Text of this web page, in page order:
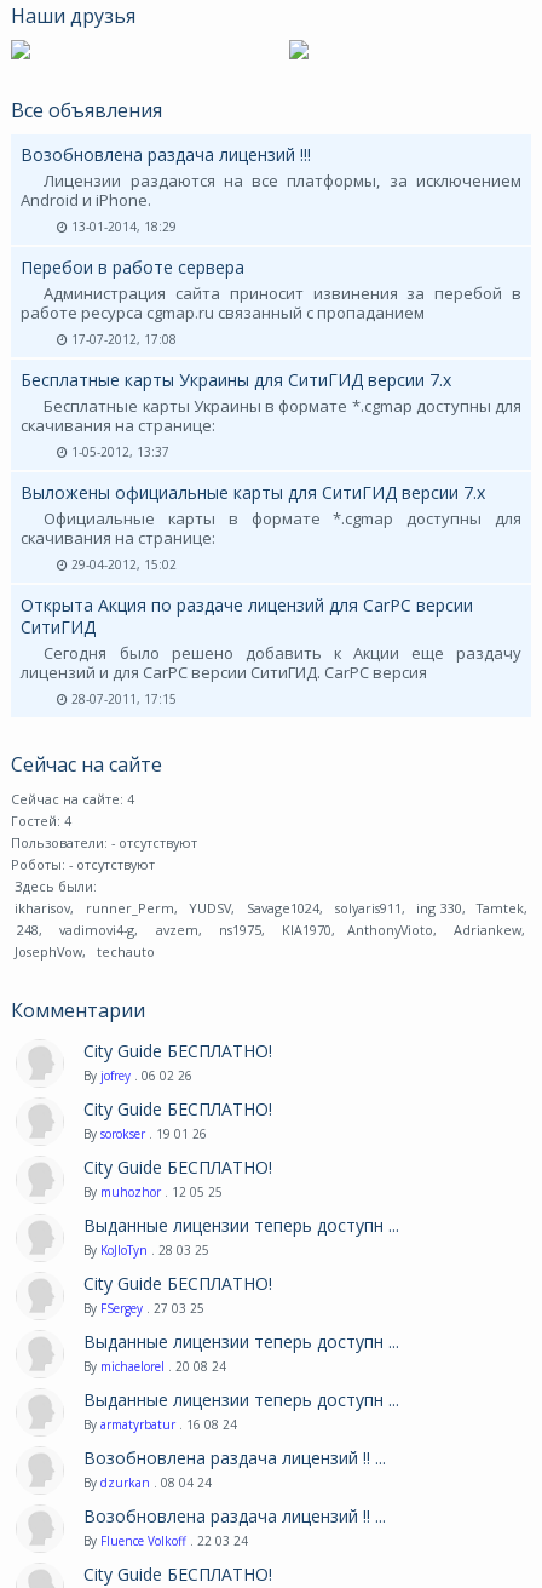
Наши друзья
Все объявления
Возобновлена раздача лицензий !!!
Лицензии раздаются на все платформы, за исключением
Android и iPhone.
13-01-2014, 18:29
Перебои в работе сервера
Администрация сайта приносит извинения за перебой в
работе ресурса cgmap.ru связанный с пропаданием
17-07-2012, 17:08
Бесплатные карты Украины для СитиГИД версии 7.х
Бесплатные карты Украины в формате *.cgmap доступны для
скачивания на странице:
1-05-2012, 13:37
Выложены официальные карты для СитиГИД версии 7.х
Официальные карты в формате *.cgmap доступны для
скачивания на странице:
29-04-2012, 15:02
Открыта Акция по раздаче лицензий для CarPC версии
СитиГИД
Сегодня было решено добавить к Акции еще раздачу
лицензий и для CarPC версии СитиГИД. CarPC версия
28-07-2011, 17:15
Сейчас на сайте
Сейчас на сайте: 4
Гостей: 4
Пользователи: - отсутствуют
Роботы: - отсутствуют
Здесь были:
ikharisov, runner_Perm, YUDSV, Savage1024, solyaris911, ing 330, Tamtek,
248, vadimovi4-g, avzem, ns1975, KIA1970, AnthonyVioto, Adriankew,
JosephVow, techauto
Комментарии
City Guide БЕСПЛАТНО!
By jofrey . 06 02 26
City Guide БЕСПЛАТНО!
By sorokser . 19 01 26
City Guide БЕСПЛАТНО!
By muhozhor . 12 05 25
Выданные лицензии теперь доступн ...
By KoJIoTyn . 28 03 25
City Guide БЕСПЛАТНО!
By FSergey . 27 03 25
Выданные лицензии теперь доступн ...
By michaelorel . 20 08 24
Выданные лицензии теперь доступн ...
By armatyrbatur . 16 08 24
Возобновлена раздача лицензий !! ...
By dzurkan . 08 04 24
Возобновлена раздача лицензий !! ...
By Fluence Volkoff . 22 03 24
City Guide БЕСПЛАТНО!